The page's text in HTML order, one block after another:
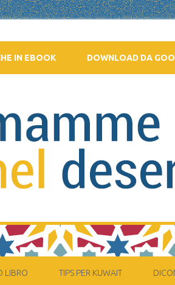
IN EBOOK DOWNLOAD DA
LIBRO TIPS PER KUWAIT